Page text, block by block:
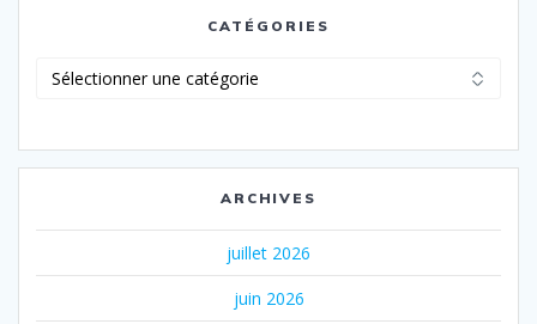
CATÉGORIES
ARCHIVES
juillet 2026
juin 2026